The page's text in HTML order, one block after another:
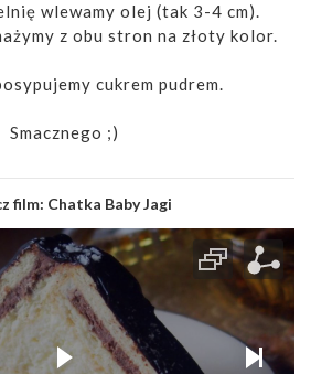
wlewamy olej (tak 3-4 cm).
z obu stron na złoty kolor.
cukrem pudrem.
Smacznego ;)
film: Chatka Baby Jagi